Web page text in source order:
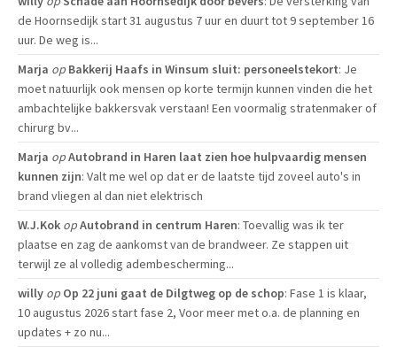
de Hoornsedijk start 31 augustus 7 uur en duurt tot 9 september 16
uur. De weg is...
Marja op Bakkerij Haafs in Winsum sluit: personeelstekort: Je
moet natuurlijk ook mensen op korte termijn kunnen vinden die het
ambachtelijke bakkersvak verstaan! Een voormalig stratenmaker of
chirurg bv...
Marja opAutobrand in Haren laat zien hoe hulpvaardig mensen
kunnen zijn: Valt me wel op dat er de laatste tijd zoveel auto's in
brand vliegen al dan niet elektrisch
W.J.Kok opAutobrand in centrum Haren: Toevallig was ik ter
plaatse en zag de aankomst van de brandweer. Ze stappen uit
terwijl ze al volledig adembescherming...
willy op Op 22 juni gaat de Dilgtweg op de schop: Fase 1 is klaar,
10 augustus 2026 start fase 2, Voor meer met o.a. de planning en
updates + zo nu...